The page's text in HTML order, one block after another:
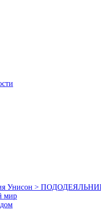
Унисон >
мир